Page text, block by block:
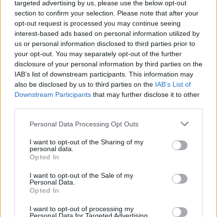
targeted advertising by us, please use the below opt-out
section to confirm your selection. Please note that after your
opt-out request is processed you may continue seeing
interest-based ads based on personal information utilized by
us or personal information disclosed to third parties prior to
your opt-out. You may separately opt-out of the further
disclosure of your personal information by third parties on the
IAB’s list of downstream participants. This information may
also be disclosed by us to third parties on the IAB’s List of
Downstream Participants that may further disclose it to other
Personal Data Processing Opt Outs
I want to opt-out of the Sharing of my
personal data.
Opted In
I want to opt-out of the Sale of my
Personal Data.
Opted In
I want to opt-out of processing my
zajímavosti o lovné zvěři. Zbraně zapůjčil na výstavu, která začíná
22. července, sběratel Milan Hlásenský.
Zahraniční dobrovolníci pomáhají na Ještědu i hradu
Grabštejn
14.7.2016 12:43 | LIBEREC (ČTK)
Dobrovolníci ze zahraničí
pomáhají na Liberecku s
rozšiřováním Nového pralesa
na Ještědu. Dvě desítky
pomáhat do Liberce spolku Čmelák - Společnosti přátel přírody,
na začátku července dorazilo osm mladých lidí také do Sociálně
Kroměřížskou Květnou zahradu opět oživí barokní
slavnost
11.7.2016 12:27 | KROMĚŘÍŽ (
bude o víkendu 3. a 4. září